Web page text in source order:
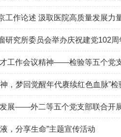
工作论述 汲取医院高质量发展
研究所委员会举办庆祝建党102
工作会议精神——检验等五个党
，梦回觉醒年代赓续红色血脉”
展——外二等五个党支部联合开
，分享生命”主题宣传活动